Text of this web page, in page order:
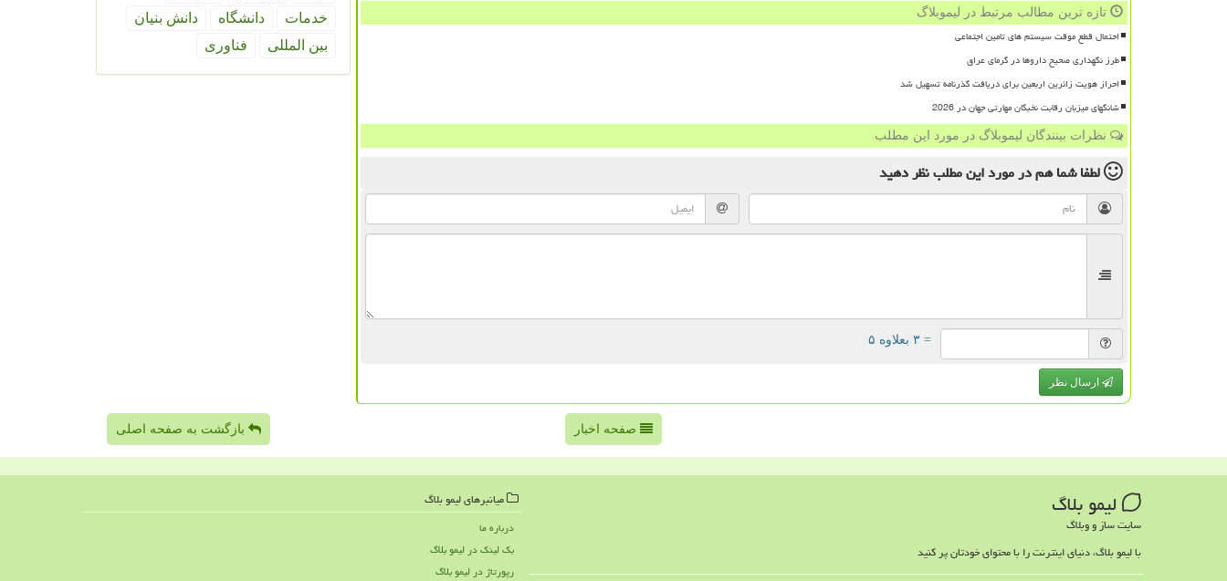
تازه ترین مطالب مرتبط در لیموبلاگ
احتمال قطع موقت سیستم های تامین اجتماعی
طرز نگهداری صحیح داروها در گرمای عراق
احراز هویت زائرین اربعین برای دریافت گذرنامه تسهیل شد
شانگهای میزبان رقابت نخبگان مهارتی جهان در 2026
نظرات بینندگان لیموبلاگ در مورد این مطلب
لطفا شما همدر مورد این مطلبنظر دهید
= ۳ بعلاوه ۵
ارسال نظر
خدمات
دانشگاه
دانش بنیان
بین المللی
فناوری
صفحه اخبار بازگشت به صفحه اصلی
لیمو بلاگ
سایت ساز و وبلاگ
با لیمو بلاگ، دنیای اینترنت را با محتوای خودتان پر کنید
میانبرهای لیمو بلاگ
درباره ما
بک لینک در لیمو بلاگ
رپورتاژ در لیمو بلاگ